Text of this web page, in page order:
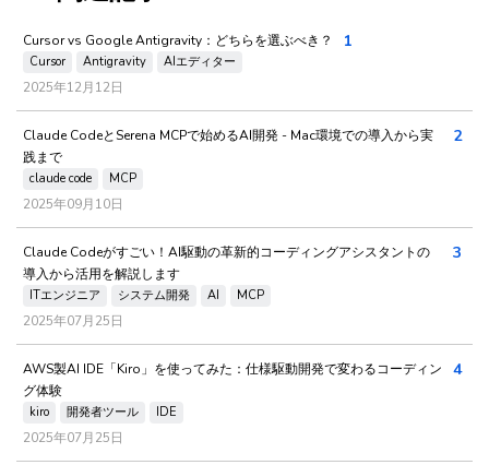
Cursor vs Google Antigravity：どちらを選ぶべき？
Cursor Antigravity AIエディター
2025年12月12日
1
Claude CodeとSerena MCPで始めるAI開発 - Mac環境での導入から実
践まで
claude code MCP
2025年09月10日
2
Claude Codeがすごい！AI駆動の革新的コーディングアシスタントの
導入から活用を解説します
ITエンジニア システム開発 AI MCP
2025年07月25日
3
AWS製AI IDE「Kiro」を使ってみた：仕様駆動開発で変わるコーディン
グ体験
kiro 開発者ツール IDE
2025年07月25日
4